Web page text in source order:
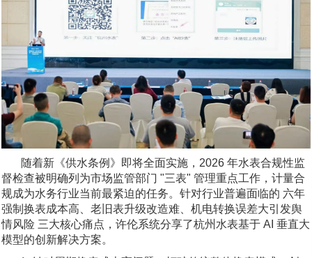
随着新《供水条例》即将全面实施，2026 年水表合规性监
督检查被明确列为市场监管部门 "三表" 管理重点工作，计量合
规成为水务行业当前最紧迫的任务。针对行业普遍面临的 六年
强制换表成本高、老旧表升级改造难、机电转换误差大引发舆
情风险 三大核心痛点，许伦系统分享了杭州水表基于 AI 垂直大
模型的创新解决方案。